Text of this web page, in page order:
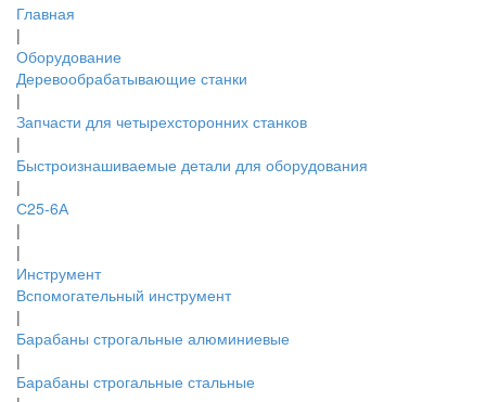
Главная
|
Оборудование
Деревообрабатывающие станки
|
Запчасти для четырехсторонних станков
|
Быстроизнашиваемые детали для оборудования
|
С25-6А
|
|
Инструмент
Вспомогательный инструмент
|
Барабаны строгальные алюминиевые
|
Барабаны строгальные стальные